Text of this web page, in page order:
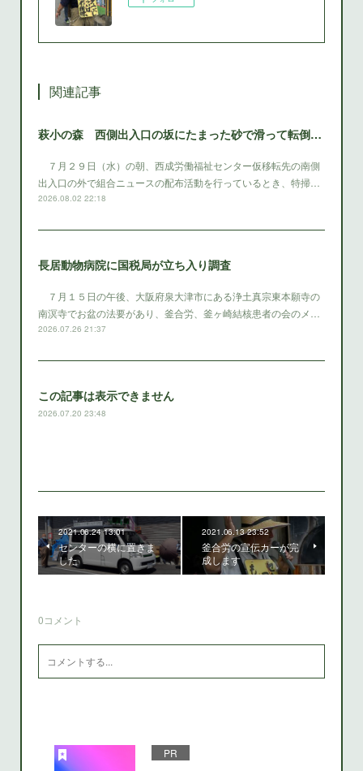
関連記事
萩小の森 西側出入口の坂にたまった砂で滑って転倒 西成区役所は早急に砂を除去する対策をとること
７月２９日（水）の朝、西成労働福祉センター仮移転先の南側
出入口の外で組合ニュースの配布活動を行っているとき、特掃…
2026.08.02 22:18
長居動物病院に国税局が立ち入り調査
７月１５日の午後、大阪府泉大津市にある浄土真宗東本願寺の
南溟寺でお盆の法要があり、釜合労、釜ヶ崎結核患者の会のメ…
2026.07.26 21:37
この記事は表示できません
2026.07.20 23:48
2021.06.24 13:01
センターの横に置きま
した
2021.06.13 23:52
釜合労の宣伝カーが完
成します
0コメント
PR